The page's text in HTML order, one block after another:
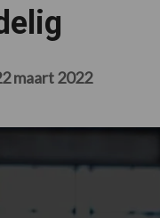
maart 2022